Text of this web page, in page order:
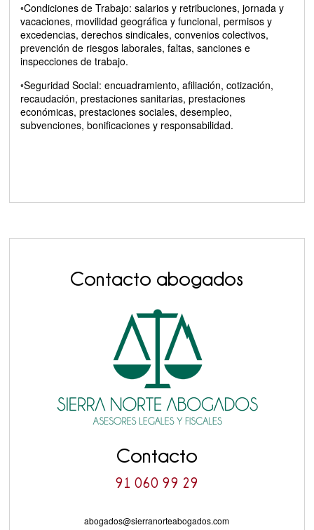
◦Condiciones de Trabajo: salarios y retribuciones, jornada y
vacaciones, movilidad geográfica y funcional, permisos y
excedencias, derechos sindicales, convenios colectivos,
prevención de riesgos laborales, faltas, sanciones e
inspecciones de trabajo.
◦Seguridad Social: encuadramiento, afiliación, cotización,
recaudación, prestaciones sanitarias, prestaciones
económicas, prestaciones sociales, desempleo,
subvenciones, bonificaciones y responsabilidad.
Contacto abogados
Contacto
91 060 99 29
abogados@sierranorteabogados.com